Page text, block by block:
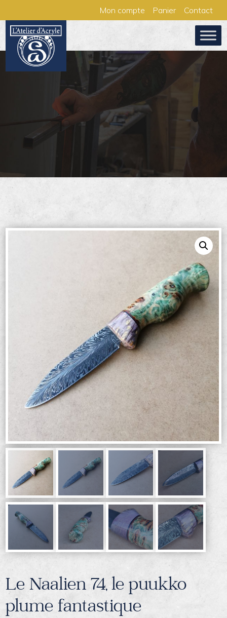
au
contenu
Mon compte Panier Contact
Le Naalien 74, le puukko
plume fantastique
Panneau de gestion des cookies